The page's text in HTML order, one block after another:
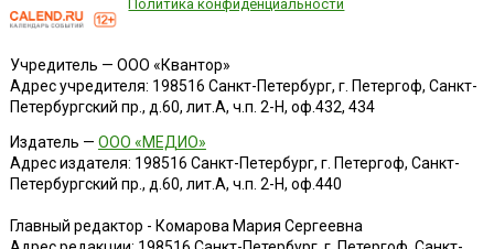
Политика конфиденциальности
Учредитель — ООО «Квантор»
Адрес учредителя: 198516 Санкт-Петербург, г. Петергоф, Санкт-
Петербургский пр., д.60, лит.А, ч.п. 2-Н, оф.432, 434
Издатель — ООО «МЕДИО»
Адрес издателя: 198516 Санкт-Петербург, г. Петергоф, Санкт-
Петербургский пр., д.60, лит.А, ч.п. 2-Н, оф.440
Главный редактор - Комарова Мария Сергеевна